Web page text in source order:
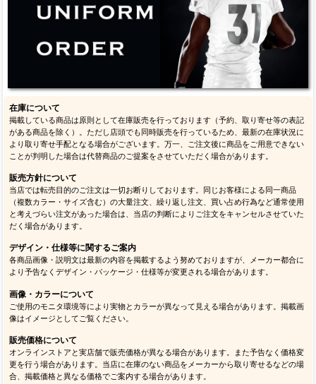
在庫について
掲載している商品は原則として在庫販売を行っております（予約、取り寄せ等の表記
がある商品を除く）。ただし店頭でも同時販売を行っているため、最新の在庫状況に
より取り寄せ手配となる場合がございます。万一、ご注文後に商品をご用意できない
ことが判明した場合は代替商品のご提案をさせていただく場合があります。
販売方針について
当店では転売目的のご注文は一切お断りしております。同じお客様による同一商品
（複数カラー・サイズ含む）の大量注文、繰り返し注文、買い占め行為など通常使用
と考えづらい注文があった場合は、当店の判断によりご注文をキャンセルさせていた
だく場合があります。
デザイン・仕様等に関するご案内
各商品画像・説明文は最新の内容を掲載するよう努めておりますが、メーカー都合に
より予告なくデザイン・パッケージ・仕様等が変更される場合があります。
画像・カラーについて
ご使用のモニタ環境等により実物とカラーが異なって見える場合があります。掲載画
像はイメージとしてご覧ください。
販売価格について
オンラインストアと実店舗で販売価格が異なる場合があります。また予告なく価格変
更を行う場合があります。当店に在庫のない商品をメーカーから取り寄せるなどの場
合、掲載価格と異なる価格でご案内する場合があります。